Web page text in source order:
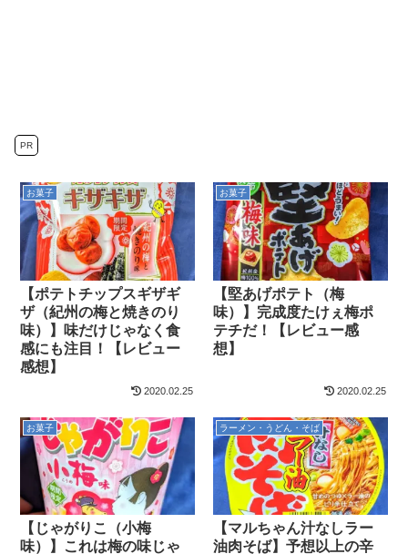
PR
お菓子
【ポテトチップスギザギ
ザ（紀州の梅と焼きのり
味）】味だけじゃなく食
感にも注目！【レビュー
感想】
2020.02.25
お菓子
【堅あげポテト（梅
味）】完成度たけぇ梅ポ
テチだ！【レビュー感
想】
2020.02.25
お菓子
【じゃがりこ（小梅
味）】これは梅の味じゃ
ラーメン・うどん・そば
【マルちゃん汁なしラー
油肉そば】予想以上の辛